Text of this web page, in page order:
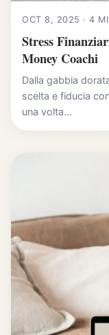
OCT 8, 2025 · 4
Stress
Money Coachi
Dalla gabbia
scelta e fiducia
una volta...